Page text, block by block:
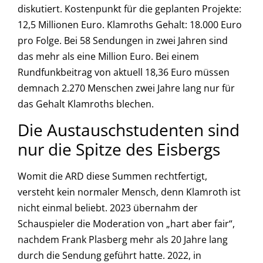
diskutiert. Kostenpunkt für die geplanten Projekte:
12,5 Millionen Euro. Klamroths Gehalt: 18.000 Euro
pro Folge. Bei 58 Sendungen in zwei Jahren sind
das mehr als eine Million Euro. Bei einem
Rundfunkbeitrag von aktuell 18,36 Euro müssen
demnach 2.270 Menschen zwei Jahre lang nur für
das Gehalt Klamroths blechen.
Die Austauschstudenten sind
nur die Spitze des Eisbergs
Womit die ARD diese Summen rechtfertigt,
versteht kein normaler Mensch, denn Klamroth ist
nicht einmal beliebt. 2023 übernahm der
Schauspieler die Moderation von „hart aber fair“,
nachdem Frank Plasberg mehr als 20 Jahre lang
durch die Sendung geführt hatte. 2022, in